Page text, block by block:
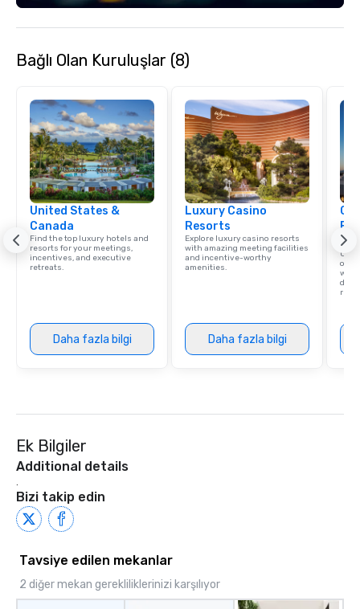
Bağlı Olan Kuruluşlar (8)
United States &
Canada
Find the top luxury hotels and
resorts for your meetings,
incentives, and executive
retreats.
Daha fazla bilgi
Luxury Casino
Resorts
Explore luxury casino resorts
with amazing meeting facilities
and incentive-worthy
amenities.
Daha fazla bilgi
Our
with
Ek Bilgiler
Additional details
.
Bizi takip edin
Tavsiye edilen mekanlar
2 diğer mekan gerekliliklerinizi karşılıyor